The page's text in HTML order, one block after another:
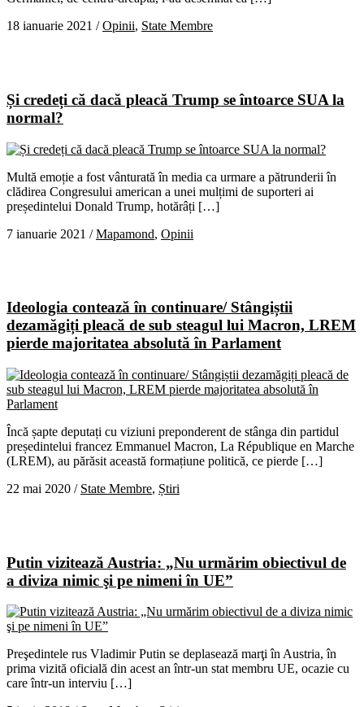
18 ianuarie 2021 /Opinii, State Membre
Și credeți că dacă pleacă Trump se întoarce SUA la
normal?
Multă emoție a fost vânturată în media ca urmare a pătrunderii în
clădirea Congresului american a unei mulțimi de suporteri ai
președintelui Donald Trump, hotărâți […]
7 ianuarie 2021 /Mapamond, Opinii
Ideologia contează în continuare/ Stângiștii
dezamăgiți pleacă de sub steagul lui Macron, LREM
pierde majoritatea absolută în Parlament
Încă șapte deputați cu viziuni preponderent de stânga din partidul
președintelui francez Emmanuel Macron, La République en Marche
(LREM), au părăsit această formațiune politică, ce pierde […]
22 mai 2020 / State Membre, Știri
Putin vizitează Austria: „Nu urmărim obiectivul de
a diviza nimic şi pe nimeni în UE”
Preşedintele rus Vladimir Putin se deplasează marţi în Austria, în
prima vizită oficială din acest an într-un stat membru UE, ocazie cu
care într-un interviu […]